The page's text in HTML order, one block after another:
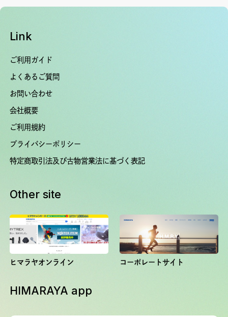
Link
ご利用ガイド
よくあるご質問
お問い合わせ
会社概要
ご利用規約
プライバシーポリシー
特定商取引法及び古物営業法に基づく表記
Other site
ヒマラヤオンライン コーポレートサイト
HIMARAYA app